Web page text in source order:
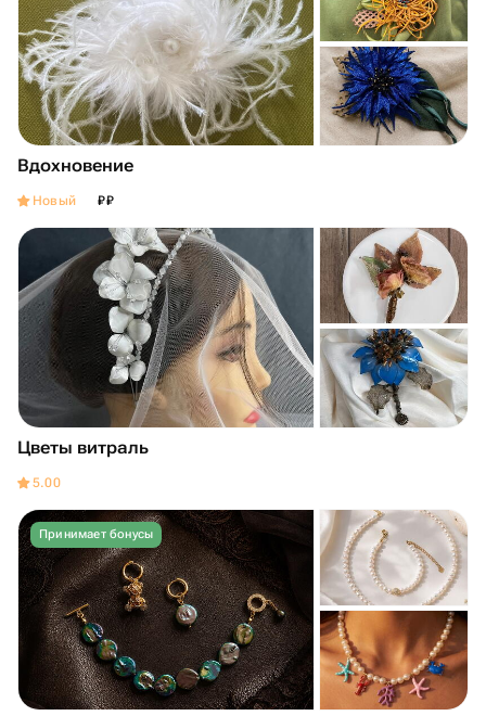
Вдохновение
Новый ₽₽
Цветы витраль
5.00
Принимает бонусы